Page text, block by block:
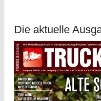
Die aktuelle